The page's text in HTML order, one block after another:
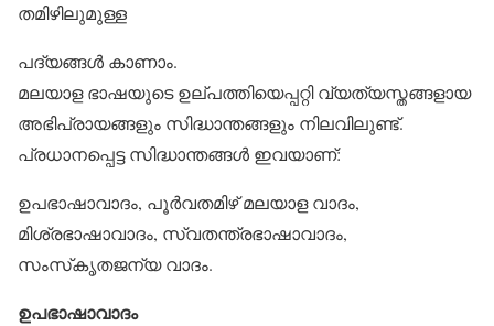
തമിഴിലുമുള്ള
പദ്യങ്ങള്‍ കാണാം.
മലയാള ഭാഷയുടെ ഉല്പത്തിയെപ്പറ്റി വ്യത്യസ്തങ്ങളായ
അഭിപ്രായങ്ങളും സിദ്ധാന്തങ്ങളും നിലവിലുണ്ട്.
പ്രധാനപ്പെട്ട സിദ്ധാന്തങ്ങള്‍ ഇവയാണ്:
ഉപഭാഷാവാദം, പൂര്‍വതമിഴ് മലയാള വാദം,
മിശ്രഭാഷാവാദം, സ്വതന്ത്രഭാഷാവാദം,
സംസ്‌കൃതജന്യ വാദം.
ഉപഭാഷാവാദം